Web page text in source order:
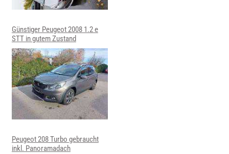
Günstiger Peugeot 2008 1.2 e
STT in gutem Zustand
Peugeot 208 Turbo gebraucht
inkl. Panoramadach